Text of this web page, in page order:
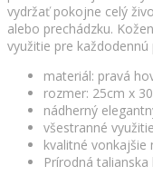
vydržať pokojne celý
alebo prechádzku.
využitie pre každodennú
materiál: pravá
rozmer: 25cm x
nádherný
všestranné
kvalitné vonkajšie
Prírodná talianska